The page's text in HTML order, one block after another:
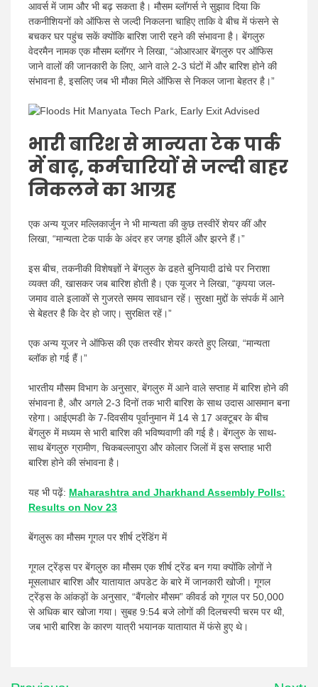
आवर्स में जाम और भी बढ़ सकता है। मौसम ब्लॉगर्स ने सुझाव दिया कि
तकनीशियनों को ऑफिस से जल्दी निकलना चाहिए ताकि वे बीच में फंसने से
बचकर घर पहुंच सकें क्योंकि बारिश जारी रहने की संभावना है। बेंगलुरु
वेदरमैन नामक एक मौसम ब्लॉगर ने लिखा, “ओआरआर बेंगलुरु पर ऑफिस
जाने वालों की जानकारी के लिए, आने वाले 2-3 घंटों में और बारिश होने की
संभावना है, इसलिए जब भी मौका मिले ऑफिस से निकल जाना बेहतर है।”
भारी बारिश से मान्यता टेक पार्क
में बाढ़, कर्मचारियों से जल्दी बाहर
निकलने का आग्रह
एक अन्य यूजर मल्लिकार्जुन ने भी मान्यता की कुछ तस्वीरें शेयर कीं और
लिखा, “मान्यता टेक पार्क के अंदर हर जगह झीलें और झरने हैं।”
इस बीच, तकनीकी विशेषज्ञों ने बेंगलुरु के ढहते बुनियादी ढांचे पर निराशा
व्यक्त की, खासकर जब बारिश होती है। एक यूजर ने लिखा, “कृपया जल-
जमाव वाले इलाकों से गुजरते समय सावधान रहें। सुरक्षा मुद्दों के संपर्क में आने
से बेहतर है कि देर हो जाए। सुरक्षित रहें।”
एक अन्य यूजर ने ऑफिस की एक तस्वीर शेयर करते हुए लिखा, “मान्यता
ब्लॉक हो गई हैं।”
भारतीय मौसम विभाग के अनुसार, बेंगलुरु में आने वाले सप्ताह में बारिश होने की
संभावना है, और अगले 2-3 दिनों तक भारी बारिश के साथ उदास आसमान बना
रहेगा। आईएमडी के 7-दिवसीय पूर्वानुमान में 14 से 17 अक्टूबर के बीच
बेंगलुरु में मध्यम से भारी बारिश की भविष्यवाणी की गई है। बेंगलुरु के साथ-
साथ बेंगलुरु ग्रामीण, चिकबल्लापुरा और कोलार जिलों में इस सप्ताह भारी
बारिश होने की संभावना है।
यह भी पढ़ें: Maharashtra and Jharkhand Assembly Polls:
Results on Nov 23
बेंगलुरू का मौसम गूगल पर शीर्ष ट्रेंडिंग में
गूगल ट्रेंड्स पर बेंगलुरु का मौसम एक शीर्ष ट्रेंड बन गया क्योंकि लोगों ने
मूसलाधार बारिश और यातायात अपडेट के बारे में जानकारी खोजी। गूगल
ट्रेंड्स के आंकड़ों के अनुसार, “बैंगलोर मौसम” कीवर्ड को गूगल पर 50,000
से अधिक बार खोजा गया। सुबह 9:54 बजे लोगों की दिलचस्पी चरम पर थी,
जब भारी बारिश के कारण यात्री भयानक यातायात में फंसे हुए थे।
Post